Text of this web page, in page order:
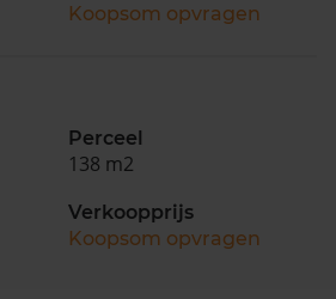
Koopsom opvragen
Perceel
138 m2
Verkoopprijs
Koopsom opvragen